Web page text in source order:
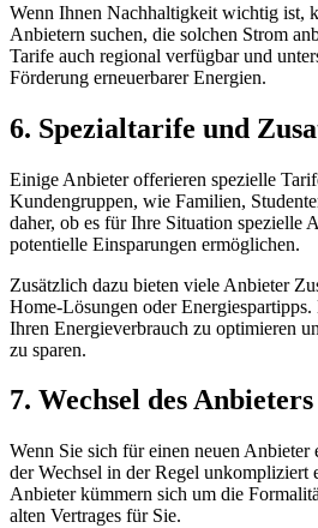
Wenn Ihnen Nachhaltigkeit wichtig ist,
Anbietern suchen, die solchen Strom
Tarife auch regional verfügbar und
Förderung erneuerbarer Energien.
6. Spezialtarife und
Einige Anbieter offerieren spezielle
Kundengruppen, wie Familien,
daher, ob es für Ihre Situation spezielle
potentielle Einsparungen ermöglichen.
Zusätzlich dazu bieten viele Anbieter
Home-Lösungen oder
Ihren Energieverbrauch zu optimieren
zu sparen.
7. Wechsel des Anbieters
Wenn Sie sich für einen neuen Anbieter
der Wechsel in der Regel unkompliziert
Anbieter kümmern sich um die
alten Vertrages für Sie.